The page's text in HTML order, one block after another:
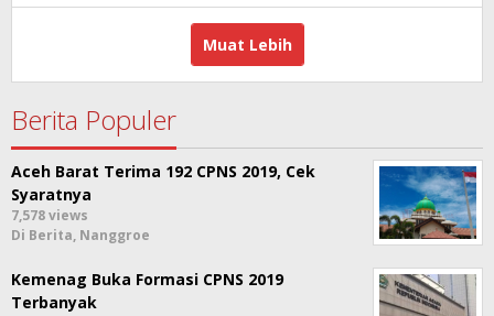
Muat Lebih
Berita Populer
Aceh Barat Terima 192 CPNS 2019, Cek
Syaratnya
7,578 views
Di Berita, Nanggroe
Kemenag Buka Formasi CPNS 2019
Terbanyak